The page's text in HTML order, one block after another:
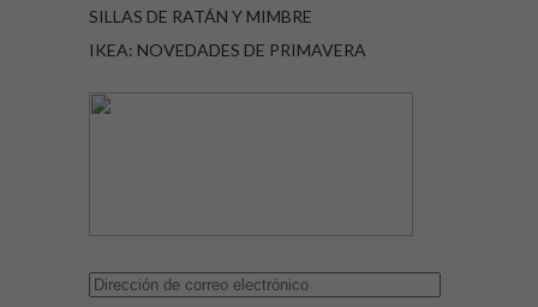
SILLAS DE RATÁN Y MIMBRE
IKEA: NOVEDADES DE PRIMAVERA
Dirección